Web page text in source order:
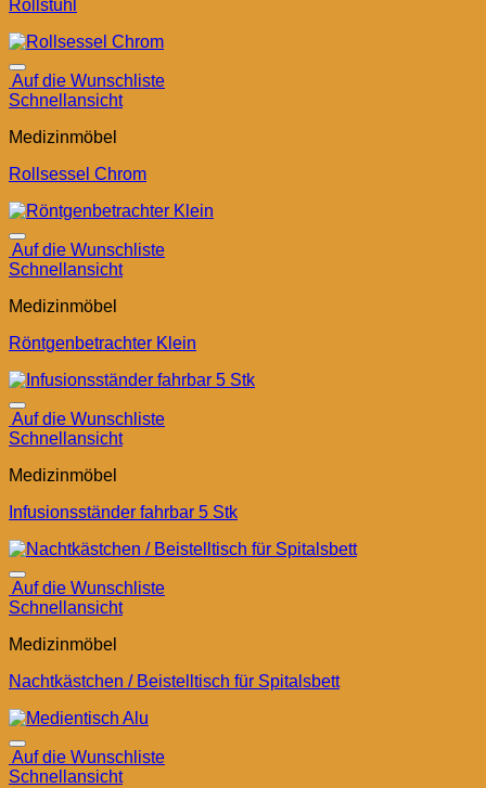
Rollstuhl
Auf die Wunschliste
Schnellansicht
Medizinmöbel
Rollsessel Chrom
Auf die Wunschliste
Schnellansicht
Medizinmöbel
Röntgenbetrachter Klein
Auf die Wunschliste
Schnellansicht
Medizinmöbel
Infusionsständer fahrbar 5 Stk
Auf die Wunschliste
Schnellansicht
Medizinmöbel
Nachtkästchen / Beistelltisch für Spitalsbett
Auf die Wunschliste
Schnellansicht